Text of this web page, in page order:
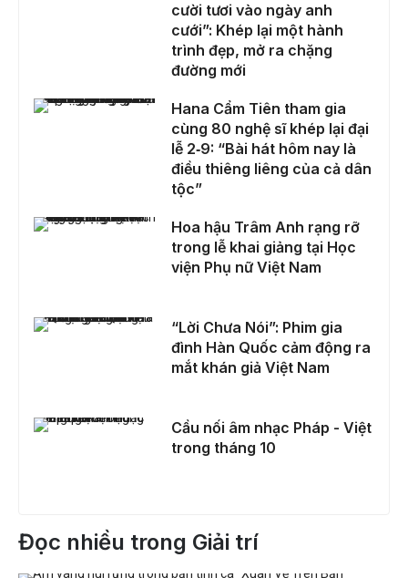
cười tươi vào ngày anh
cưới”: Khép lại một hành
trình đẹp, mở ra chặng
đường mới
Hana Cẩm Tiên tham gia cùng 80 nghệ sĩ khép lại đại lễ 2‑9: “Bài hát hôm nay là điều thiêng liêng của cả dân tộc”
Hana Cẩm Tiên tham gia
cùng 80 nghệ sĩ khép lại đại
lễ 2‑9: “Bài hát hôm nay là
điều thiêng liêng của cả dân
tộc”
Hoa hậu Trâm Anh rạng rỡ trong lễ khai giảng tại Học viện Phụ nữ Việt Nam
Hoa hậu Trâm Anh rạng rỡ
trong lễ khai giảng tại Học
viện Phụ nữ Việt Nam
“Lời Chưa Nói”: Phim gia đình Hàn Quốc cảm động ra mắt khán giả Việt Nam
“Lời Chưa Nói”: Phim gia
đình Hàn Quốc cảm động ra
mắt khán giả Việt Nam
Cầu nối âm nhạc Pháp - Việt trong tháng 10
Cầu nối âm nhạc Pháp - Việt
trong tháng 10
Đọc nhiều trong Giải trí